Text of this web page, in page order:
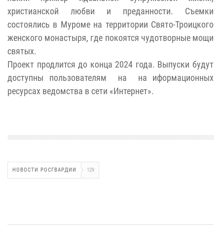
христианской любви и преданности. Съемки
состоялись в Муроме на территории Свято-Троицкого
женского монастыря, где покоятся чудотворные мощи
святых.
Проект продлится до конца 2024 года. Выпуски будут
доступны пользователям на на иформационных
ресурсах ведомства в сети «Интернет».
НОВОСТИ РОСГВАРДИИ 129